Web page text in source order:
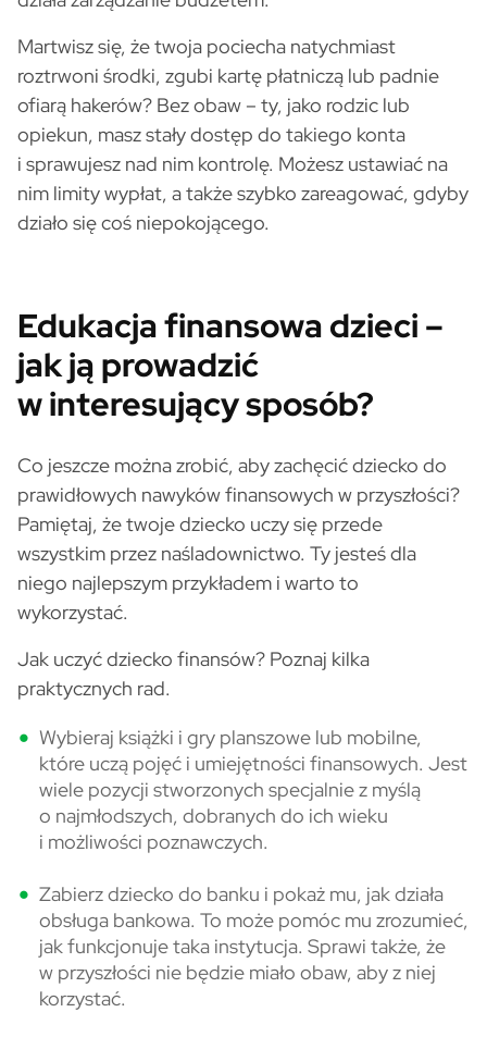
Martwisz się, że twoja pociecha natychmiast
roztrwoni środki, zgubi kartę płatniczą lub padnie
ofiarą hakerów? Bez obaw – ty, jako rodzic lub
opiekun, masz stały dostęp do takiego konta
i sprawujesz nad nim kontrolę. Możesz ustawiać na
nim limity wypłat, a także szybko zareagować, gdyby
działo się coś niepokojącego.
Edukacja finansowa dzieci –
jak ją prowadzić
w interesujący sposób?
Co jeszcze można zrobić, aby zachęcić dziecko do
prawidłowych nawyków finansowych w przyszłości?
Pamiętaj, że twoje dziecko uczy się przede
wszystkim przez naśladownictwo. Ty jesteś dla
niego najlepszym przykładem i warto to
wykorzystać.
Jak uczyć dziecko finansów? Poznaj kilka
praktycznych rad.
Wybieraj książki i gry planszowe lub mobilne,
które uczą pojęć i umiejętności finansowych. Jest
wiele pozycji stworzonych specjalnie z myślą
o najmłodszych, dobranych do ich wieku
i możliwości poznawczych.
Zabierz dziecko do banku i pokaż mu, jak działa
obsługa bankowa. To może pomóc mu zrozumieć,
jak funkcjonuje taka instytucja. Sprawi także, że
w przyszłości nie będzie miało obaw, aby z niej
korzystać.